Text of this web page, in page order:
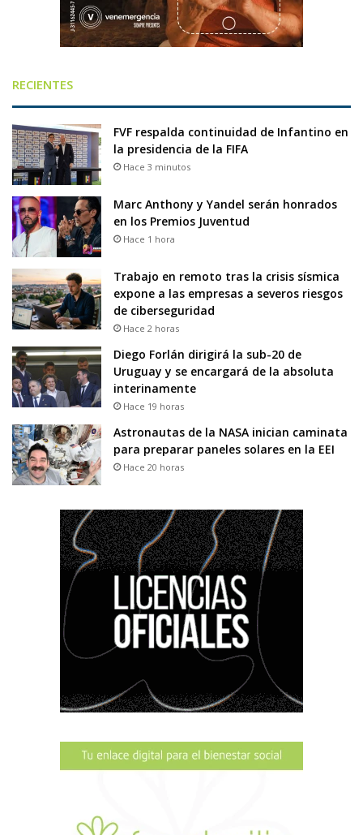
RECIENTES
FVF respalda continuidad de Infantino en
la presidencia de la FIFA
Hace 3 minutos
Marc Anthony y Yandel serán honrados
en los Premios Juventud
Hace 1 hora
Trabajo en remoto tras la crisis sísmica
expone a las empresas a severos riesgos
de ciberseguridad
Hace 2 horas
Diego Forlán dirigirá la sub-20 de
Uruguay y se encargará de la absoluta
interinamente
Hace 19 horas
Astronautas de la NASA inician caminata
para preparar paneles solares en la EEI
Hace 20 horas